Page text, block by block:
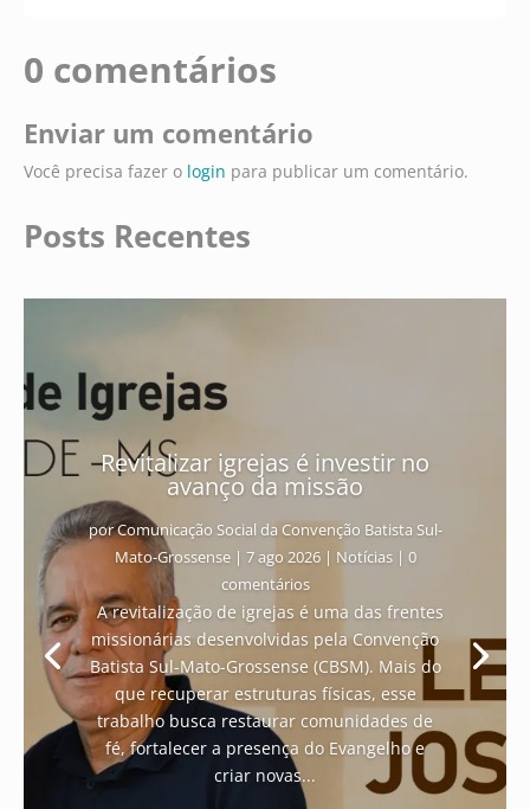
0 comentários
Enviar um comentário
Você precisa fazer o login para publicar um comentário.
Posts Recentes
Revitalizar igrejas é investir no
avanço da missão
porComunicação Social da Convenção Batista Sul-
Mato-Grossense| 7 ago 2026| Notícias| 0
comentários
A revitalização de igrejas é uma das frentes
missionárias desenvolvidas pela Convenção
Batista Sul-Mato-Grossense (CBSM). Mais do
que recuperar estruturas físicas, esse
trabalho busca restaurar comunidades de
fé, fortalecer a presença do Evangelho e
criar novas...